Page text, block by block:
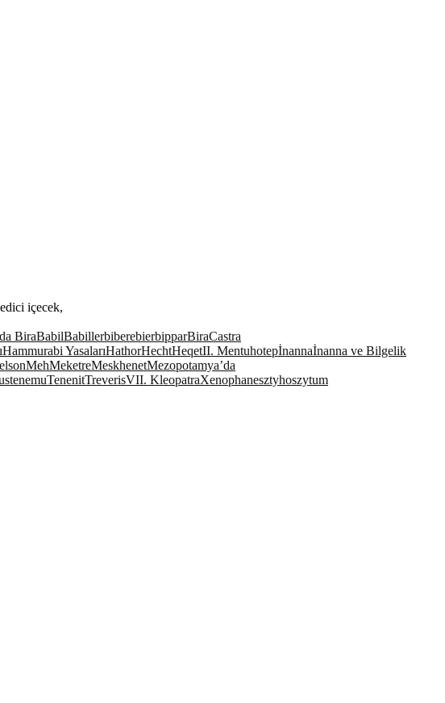
içecek,
BiraBabilBabillerbiberebierbipparBiraCastra
Hammurabi YasalarıHathorHechtHeqetII. Mentuhotepİnannaİnanna ve Bilgelik
MehMeketreMeskhenetMezopotamya’da
tenemuTenenitTreverisVII. KleopatraXenophanesztyhoszytum